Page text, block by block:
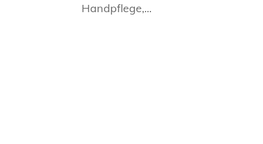
Handpflege,...